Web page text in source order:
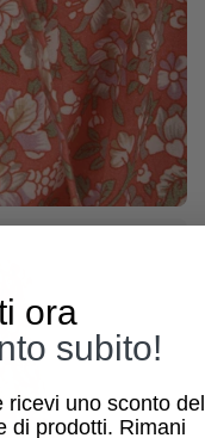
ora
subito!
ricevi uno sconto del
di prodotti. Rimani